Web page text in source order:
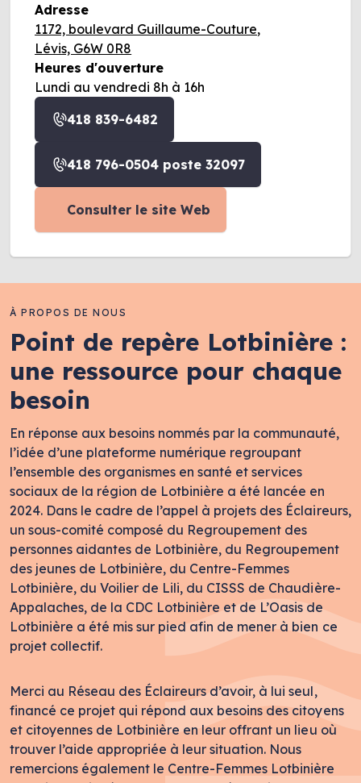
Adresse
1172, boulevard Guillaume-Couture,
Lévis, G6W 0R8
Heures d'ouverture
Lundi au vendredi 8h à 16h
418 839-6482
418 796-0504 poste 32097
Consulter le site Web
À PROPOS DE NOUS
Point de repère Lotbinière :
une ressource pour chaque
besoin
En réponse aux besoins nommés par la communauté,
l’idée d’une plateforme numérique regroupant
l’ensemble des organismes en santé et services
sociaux de la région de Lotbinière a été lancée en
2024. Dans le cadre de l’appel à projets des Éclaireurs,
un sous-comité composé du Regroupement des
personnes aidantes de Lotbinière, du Regroupement
des jeunes de Lotbinière, du Centre-Femmes
Lotbinière, du Voilier de Lili, du CISSS de Chaudière-
Appalaches, de la CDC Lotbinière et de L’Oasis de
Lotbinière a été mis sur pied afin de mener à bien ce
projet collectif.
Merci au Réseau des Éclaireurs d’avoir, à lui seul,
financé ce projet qui répond aux besoins des citoyens
et citoyennes de Lotbinière en leur offrant un lieu où
trouver l’aide appropriée à leur situation. Nous
remercions également le Centre-Femmes Lotbinière